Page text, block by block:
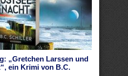
„Gretchen Larssen und
ein Krimi von B.C.